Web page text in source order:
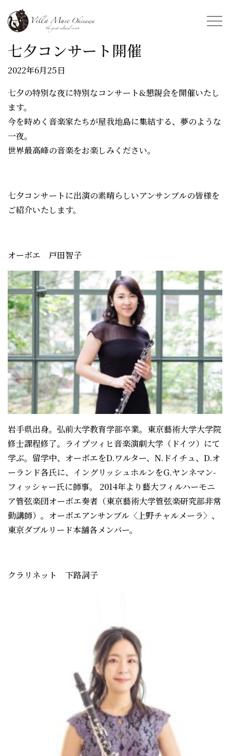
七夕コンサート開催
2022年6月25日
七夕の特別な夜に特別なコンサート&懇親会を開催いたし
ます。
今を時めく音楽家たちが屋我地島に集結する、夢のような
一夜。
世界最高峰の音楽をお楽しみください。
七夕コンサートに出演の素晴らしいアンサンブルの皆様を
ご紹介いたします。
オーボエ 戸田智子
岩手県出身。弘前大学教育学部卒業。東京藝術大学大学院
修士課程修了。ライプツィヒ音楽演劇大学（ドイツ）にて
学ぶ。留学中、オーボエをD.ワルター、N.ドイチュ、D.オ
ーランド各氏に、イングリッシュホルンをG.ヤンネマン-
フィッシャー氏に師事。 2014年より藝大フィルハーモニ
ア管弦楽団オーボエ奏者（東京藝術大学管弦楽研究部非常
勤講師）。オーボエアンサンブル〈上野チャルメーラ〉、
東京ダブルリード本舗各メンバー。
クラリネット 下路詞子